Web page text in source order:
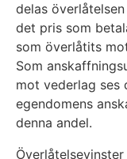
delas
det pris som
som överlåtits
Som
mot vederlag ses
egendomens
denna andel.